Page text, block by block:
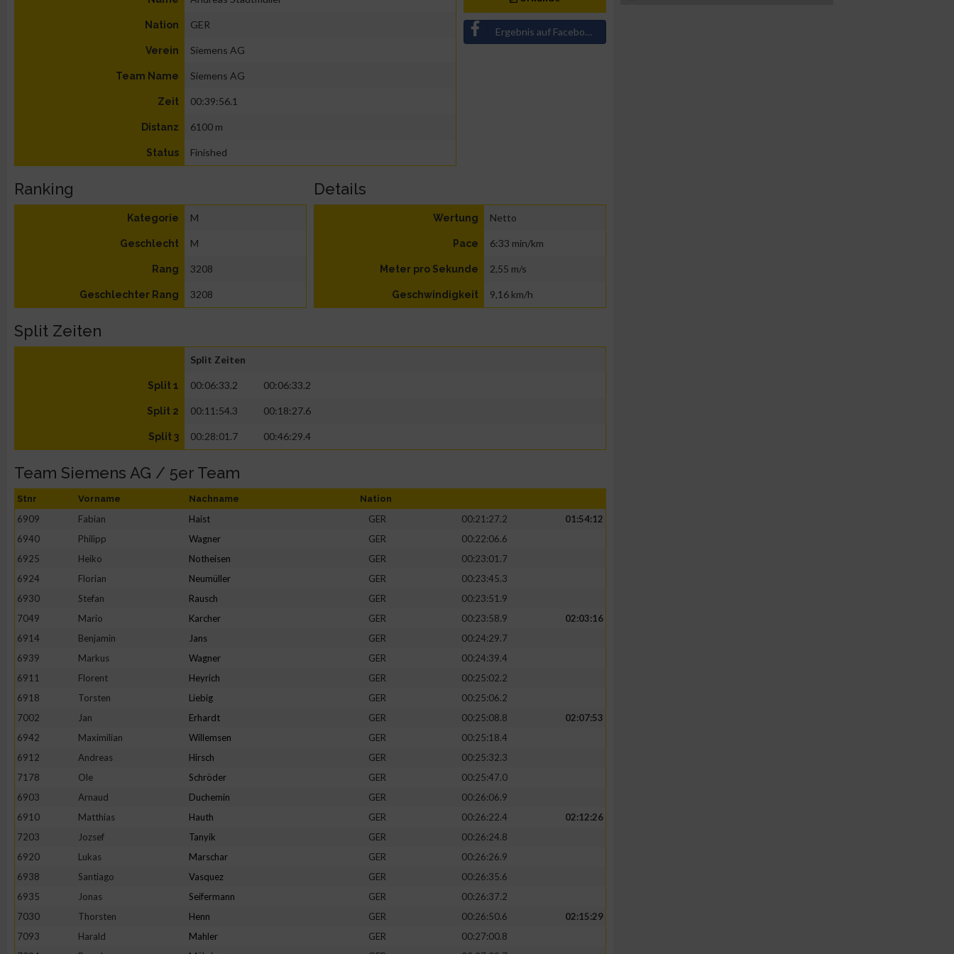
Nation GER
Verein Siemens AG
Team Name Siemens AG
Zeit 00:39:56.1
Distanz 6100 m
Status Finished
Ergebnis auf Facebook teilen
Ranking
Kategorie M
Geschlecht M
Rang 3208
Geschlechter Rang 3208
Details
Wertung Netto
Pace 6:33 min/km
Meter pro Sekunde 2,55 m/s
Geschwindigkeit 9,16 km/h
Split Zeiten
Split Zeiten
Split 1 00:06:33.2 00:06:33.2
Split 2 00:11:54.3 00:18:27.6
Split 3 00:28:01.7 00:46:29.4
Team Siemens AG / 5er Team
Stnr Vorname Nachname Nation
6909 Fabian Haist GER 00:21:27.2
01:54:12
6940
Philipp Wagner GER
00:22:06.6
6925
Heiko Notheisen GER
00:23:01.7
6924
Florian Neumüller GER
00:23:45.3
6930
Stefan Rausch GER
00:23:51.9
7049
Mario Karcher GER 00:23:58.9
02:03:16
6914
Benjamin Jans GER
00:24:29.7
6939
Markus Wagner GER
00:24:39.4
6911
Florent Heyrich GER
00:25:02.2
6918
Torsten Liebig GER
00:25:06.2
7002
Jan Erhardt GER 00:25:08.8
02:07:53
6942
Maximilian Willemsen GER
00:25:18.4
6912
Andreas Hirsch GER
00:25:32.3
7178
Ole Schröder GER
00:25:47.0
6903
Arnaud Duchemin GER
00:26:06.9
6910
Matthias Hauth GER 00:26:22.4
02:12:26
7203
Jozsef Tanyik GER
00:26:24.8
6920
Lukas Marschar GER
00:26:26.9
6938
Santiago Vasquez GER
00:26:35.6
6935
Jonas Seifermann GER
00:26:37.2
7030
Thorsten Henn GER 00:26:50.6
02:15:29
7093
Harald Mahler GER
00:27:00.8